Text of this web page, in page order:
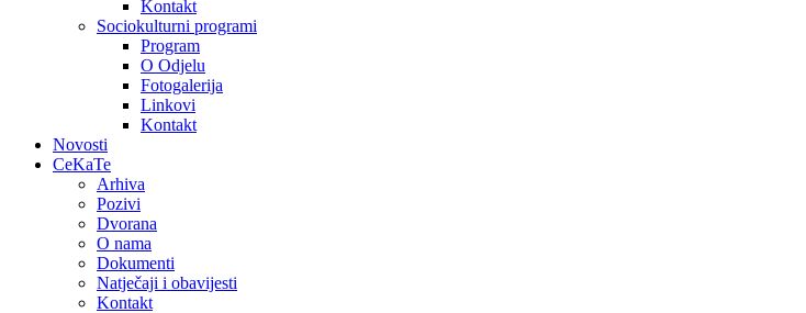
Kontakt
Sociokulturni programi
Program
O Odjelu
Fotogalerija
Linkovi
Kontakt
Novosti
CeKaTe
Arhiva
Pozivi
Dvorana
O nama
Dokumenti
Natječaji i obavijesti
Kontakt